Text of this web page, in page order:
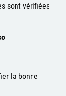
sont vérifiées
la bonne